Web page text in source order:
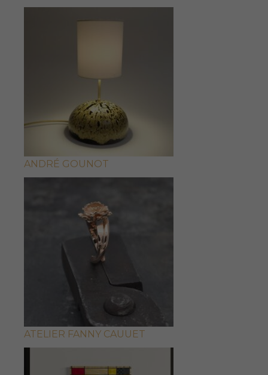
ANDRÉ GOUNOT
ATELIER FANNY CAUUET